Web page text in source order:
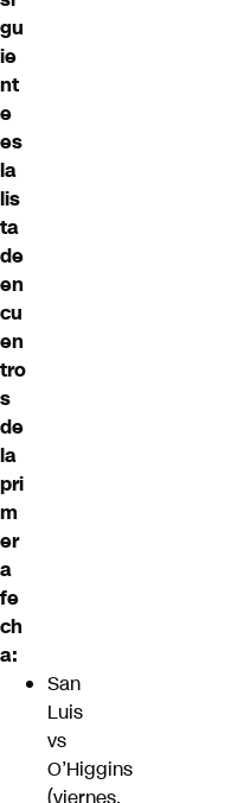
gu
ie
nt
e
es
la
lis
ta
de
en
cu
en
tro
s
de
la
pri
m
er
a
fe
ch
a:
San
Luis
vs
O’Higgins